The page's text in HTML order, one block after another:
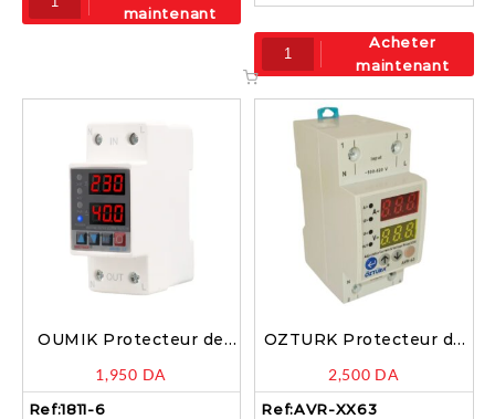
maintenant
Acheter
maintenant
OUMIK Protecteur de
1,950 DA
Ref:1811-6
OZTURK Protecteur de
XX63
2,500 DA
Ref:AVR-XX63